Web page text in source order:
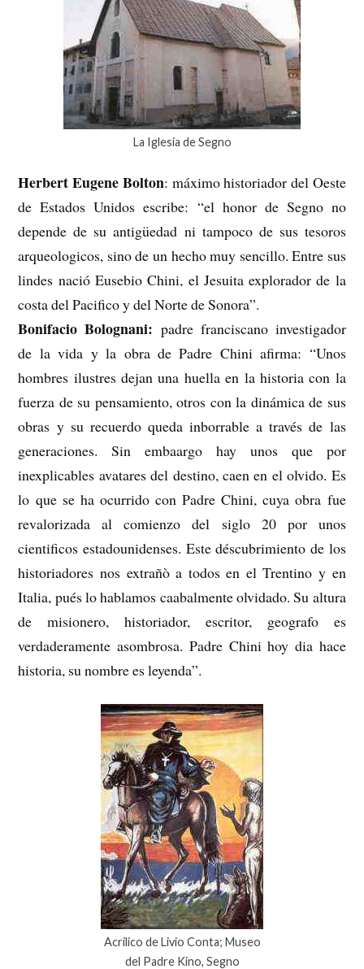
La Iglesia de Segno
Herbert Eugene Bolton: máximo historiador del Oeste
de Estados Unidos escribe: “el honor de Segno no
depende de su antigüedad ni tampoco de sus tesoros
arqueologicos, sino de un hecho muy sencillo. Entre sus
lindes nació Eusebio Chini, el Jesuita explorador de la
costa del Pacifico y del Norte de Sonora”.
Bonifacio Bolognani: padre franciscano investigador
de la vida y la obra de Padre Chini afirma: “Unos
hombres ilustres dejan una huella en la historia con la
fuerza de su pensamiento, otros con la dinámica de sus
obras y su recuerdo queda inborrable a través de las
generaciones. Sin embaargo hay unos que por
inexplicables avatares del destino, caen en el olvido. Es
lo que se ha ocurrido con Padre Chini, cuya obra fue
revalorizada al comienzo del siglo 20 por unos
cientificos estadounidenses. Este déscubrimiento de los
historiadores nos extrañò a todos en el Trentino y en
Italia, pués lo hablamos caabalmente olvidado. Su altura
de misionero, historiador, escritor, geografo es
verdaderamente asombrosa. Padre Chini hoy dia hace
historia, su nombre es leyenda”.
Acrilico de Livio Conta; Museo
del Padre Kino, Segno